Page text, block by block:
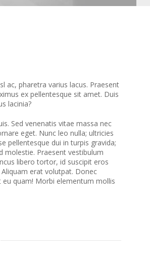
ac, pharetra varius lacus. Praesent
ex pellentesque sit amet. Duis
lacinia?
Sed venenatis vitae massa nec
eget. Nunc leo nulla; ultricies
pellentesque dui in turpis gravida;
molestie. Praesent vestibulum
libero tortor, id suscipit eros
erat volutpat. Donec
quam! Morbi elementum mollis